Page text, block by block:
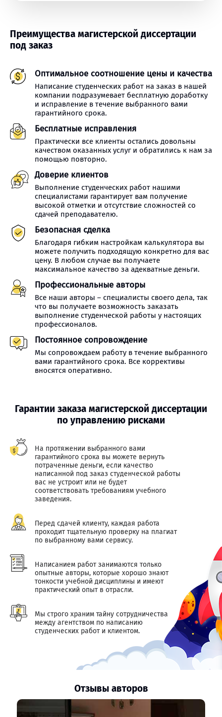
Преимущества магистерской диссертации
под заказ
Оптимальное соотношение цены и качества
Написание студенческих работ на заказ в нашей
компании подразумевает бесплатную доработку
и исправление в течение выбранного вами
гарантийного срока.
Бесплатные исправления
Практически все клиенты остались довольны
качеством оказанных услуг и обратились к нам за
помощью повторно.
Доверие клиентов
Выполнение студенческих работ нашими
специалистами гарантирует вам получение
высокой отметки и отсутствие сложностей со
сдачей преподавателю.
Безопасная сделка
Благодаря гибким настройкам калькулятора вы
можете получить подходящую конкретно для вас
цену. В любом случае вы получаете
максимальное качество за адекватные деньги.
Профессиональные авторы
Все наши авторы – специалисты своего дела, так
что вы получаете возможность заказать
выполнение студенческой работы у настоящих
профессионалов.
Постоянное сопровождение
Мы сопровождаем работу в течение выбранного
вами гарантийного срока. Все коррективы
вносятся оперативно.
Гарантии заказа магистерской диссертации
по управлению рисками
На протяжении выбранного вами
гарантийного срока вы можете вернуть
потраченные деньги, если качество
написанной под заказ студенческой работы
вас не устроит или не будет
соответствовать требованиям учебного
заведения.
Перед сдачей клиенту, каждая работа
проходит тщательную проверку на плагиат
по выбранному вами сервису.
Написанием работ занимаются только
опытные авторы, которые хорошо знают
тонкости учебной дисциплины и имеют
практический опыт в отрасли.
Мы строго храним тайну сотрудничества
между агентством по написанию
студенческих работ и клиентом.
Отзывы авторов